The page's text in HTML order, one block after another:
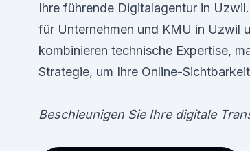
Ihre führende Digitalagentur in
für Unternehmen und KMU in Uzwil
kombinieren technische Expertise,
Strategie, um Ihre Online-
Beschleunigen Sie Ihre digitale